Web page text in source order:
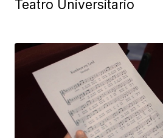
Teatro Universitario